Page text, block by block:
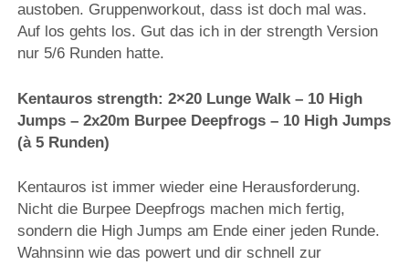
austoben. Gruppenworkout, dass ist doch mal was.
Auf los gehts los. Gut das ich in der strength Version
nur 5/6 Runden hatte.
Kentauros strength: 2×20 Lunge Walk – 10 High
Jumps – 2x20m Burpee Deepfrogs – 10 High Jumps
(à 5 Runden)
Kentauros ist immer wieder eine Herausforderung.
Nicht die Burpee Deepfrogs machen mich fertig,
sondern die High Jumps am Ende einer jeden Runde.
Wahnsinn wie das powert und dir schnell zur